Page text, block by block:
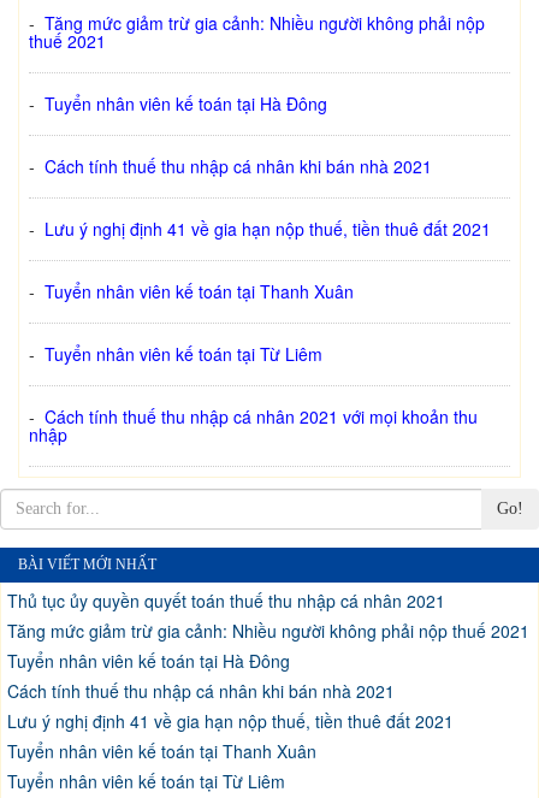
- Tăng mức giảm trừ gia cảnh: Nhiều người không phải nộp
thuế 2021
- Tuyển nhân viên kế toán tại Hà Đông
- Cách tính thuế thu nhập cá nhân khi bán nhà 2021
- Lưu ý nghị định 41 về gia hạn nộp thuế, tiền thuê đất 2021
- Tuyển nhân viên kế toán tại Thanh Xuân
- Tuyển nhân viên kế toán tại Từ Liêm
- Cách tính thuế thu nhập cá nhân 2021 với mọi khoản thu
nhập
Go!
BÀI VIẾT MỚI NHẤT
Thủ tục ủy quyền quyết toán thuế thu nhập cá nhân 2021
Tăng mức giảm trừ gia cảnh: Nhiều người không phải nộp thuế 2021
Tuyển nhân viên kế toán tại Hà Đông
Cách tính thuế thu nhập cá nhân khi bán nhà 2021
Lưu ý nghị định 41 về gia hạn nộp thuế, tiền thuê đất 2021
Tuyển nhân viên kế toán tại Thanh Xuân
Tuyển nhân viên kế toán tại Từ Liêm